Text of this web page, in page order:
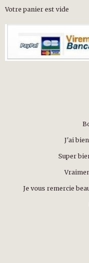
Votre panier est vide
J'ai
Super
Je vous remercie